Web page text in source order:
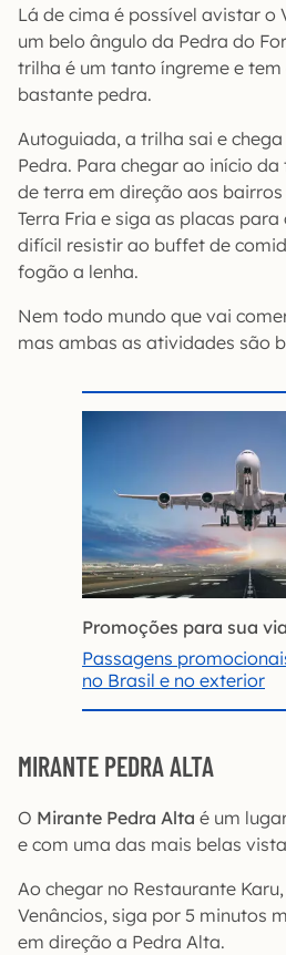
Lá de cima é possível avistar o
um belo ângulo da Pedra do
trilha é um tanto íngreme e
bastante pedra.
Autoguiada, a trilha sai e
Pedra. Para chegar ao início
de terra em direção aos
Terra Fria e siga as placas
difícil resistir ao buffet de
fogão a lenha.
Nem todo mundo que vai
mas ambas as atividades são
Promoções para sua
Passagens
no Brasil e no exterior
MIRANTE PEDRA ALTA
O Mirante Pedra Alta é um
e com uma das mais belas
Ao chegar no Restaurante
Venâncios, siga por 5 minutos
em direção a Pedra Alta.